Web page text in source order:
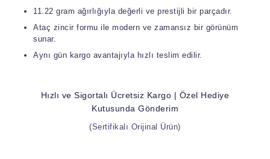
11.22 gram ağırlığıyla değerli ve prestijli bir parçadır.
Ataç zincir formu ile modern ve zamansız bir görünüm
sunar.
Aynı gün kargo avantajıyla hızlı teslim edilir.
Hızlı ve Sigortalı Ücretsiz Kargo | Özel Hediye
Kutusunda Gönderim
(Sertifikalı Orijinal Ürün)